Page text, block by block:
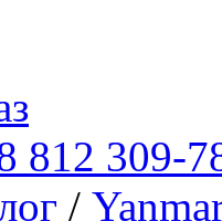
812 309-
/